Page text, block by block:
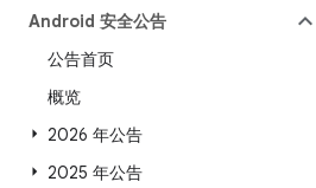
Android 安全公告
公告首页
概览
2026 年公告
2025 年公告